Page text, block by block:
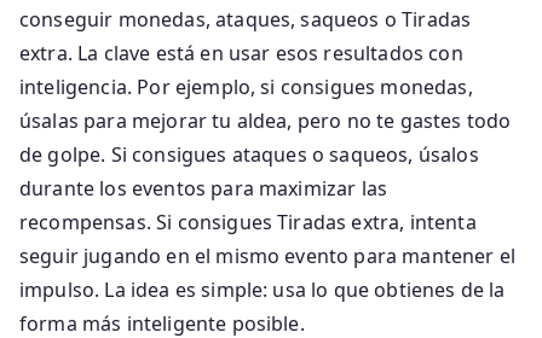
conseguir monedas, ataques, saqueos o Tiradas
extra. La clave está en usar esos resultados con
inteligencia. Por ejemplo, si consigues monedas,
úsalas para mejorar tu aldea, pero no te gastes todo
de golpe. Si consigues ataques o saqueos, úsalos
durante los eventos para maximizar las
recompensas. Si consigues Tiradas extra, intenta
seguir jugando en el mismo evento para mantener el
impulso. La idea es simple: usa lo que obtienes de la
forma más inteligente posible.